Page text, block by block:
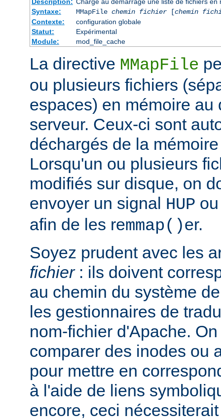
Syntaxe:
MMapFile chemin fichier[chemin
Contexte:
configuration globale
Statut:
Expérimental
Module:
mod_file_cache
La directive MMapFile
ou plusieurs fichiers
espaces) en mémoire au
serveur. Ceux-ci sont
déchargés de la
Lorsqu'un ou plusieurs
modifiés sur disque, on
envoyer un signal HUP
afin de les remmap()er.
Soyez prudent avec les
fichier: ils doivent
au chemin du système
les gestionnaires de
nom-fichier d'Apache.
comparer des inodes ou
pour mettre en
à l'aide de liens
encore, ceci